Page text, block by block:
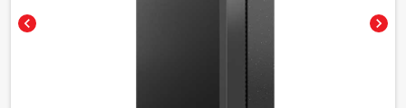
chevron_left chevron_right